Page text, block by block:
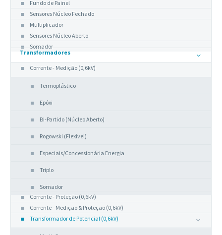
Fundo de Painel
Sensores Núcleo Fechado
Multiplicador
Sensores Núcleo Aberto
Somador
Transformadores
Corrente - Medição (0,6kV)
Termoplástico
Epóxi
Bi-Partido (Núcleo Aberto)
Rogowski (Flexível)
Especiais/Concessionária Energia
Triplo
Somador
Corrente - Proteção (0,6kV)
Corrente - Medição & Proteção (0,6kV)
Transformador de Potencial (0,6kV)